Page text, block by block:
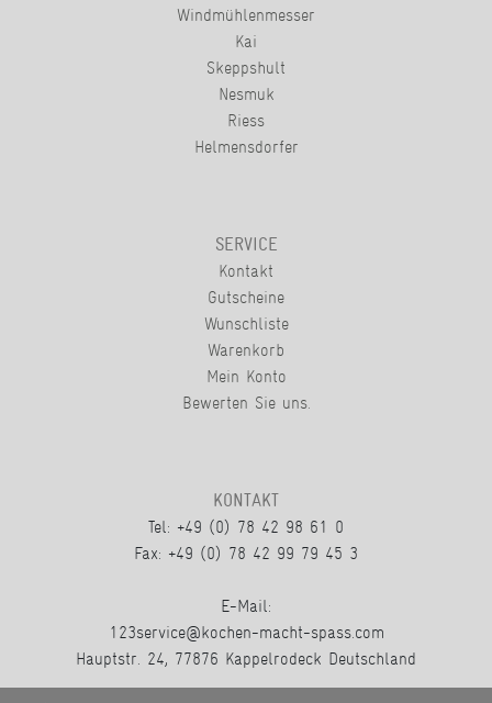
Windmühlenmesser
Kai
Skeppshult
Nesmuk
Riess
Helmensdorfer
SERVICE
Kontakt
Gutscheine
Wunschliste
Warenkorb
Mein Konto
Bewerten Sie uns.
KONTAKT
Tel: +49 (0) 78 42 98 61 0
Fax: +49 (0) 78 42 99 79 45 3
E-Mail:
123service@kochen-macht-spass.com
Hauptstr. 24, 77876 Kappelrodeck Deutschland